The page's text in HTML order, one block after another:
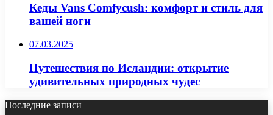
Кеды Vans Comfycush: комфорт и стиль для
вашей ноги
07.03.2025
Путешествия по Исландии: открытие
удивительных природных чудес
Последние записи